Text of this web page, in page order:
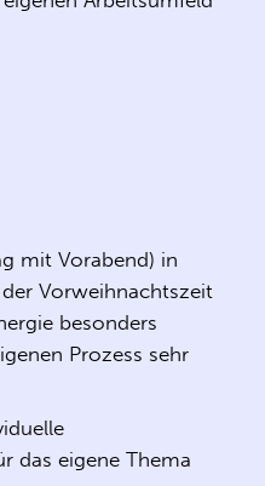
mit Vorabend) in
Vorweihnachtszeit
besonders
Prozess sehr
das eigene Thema